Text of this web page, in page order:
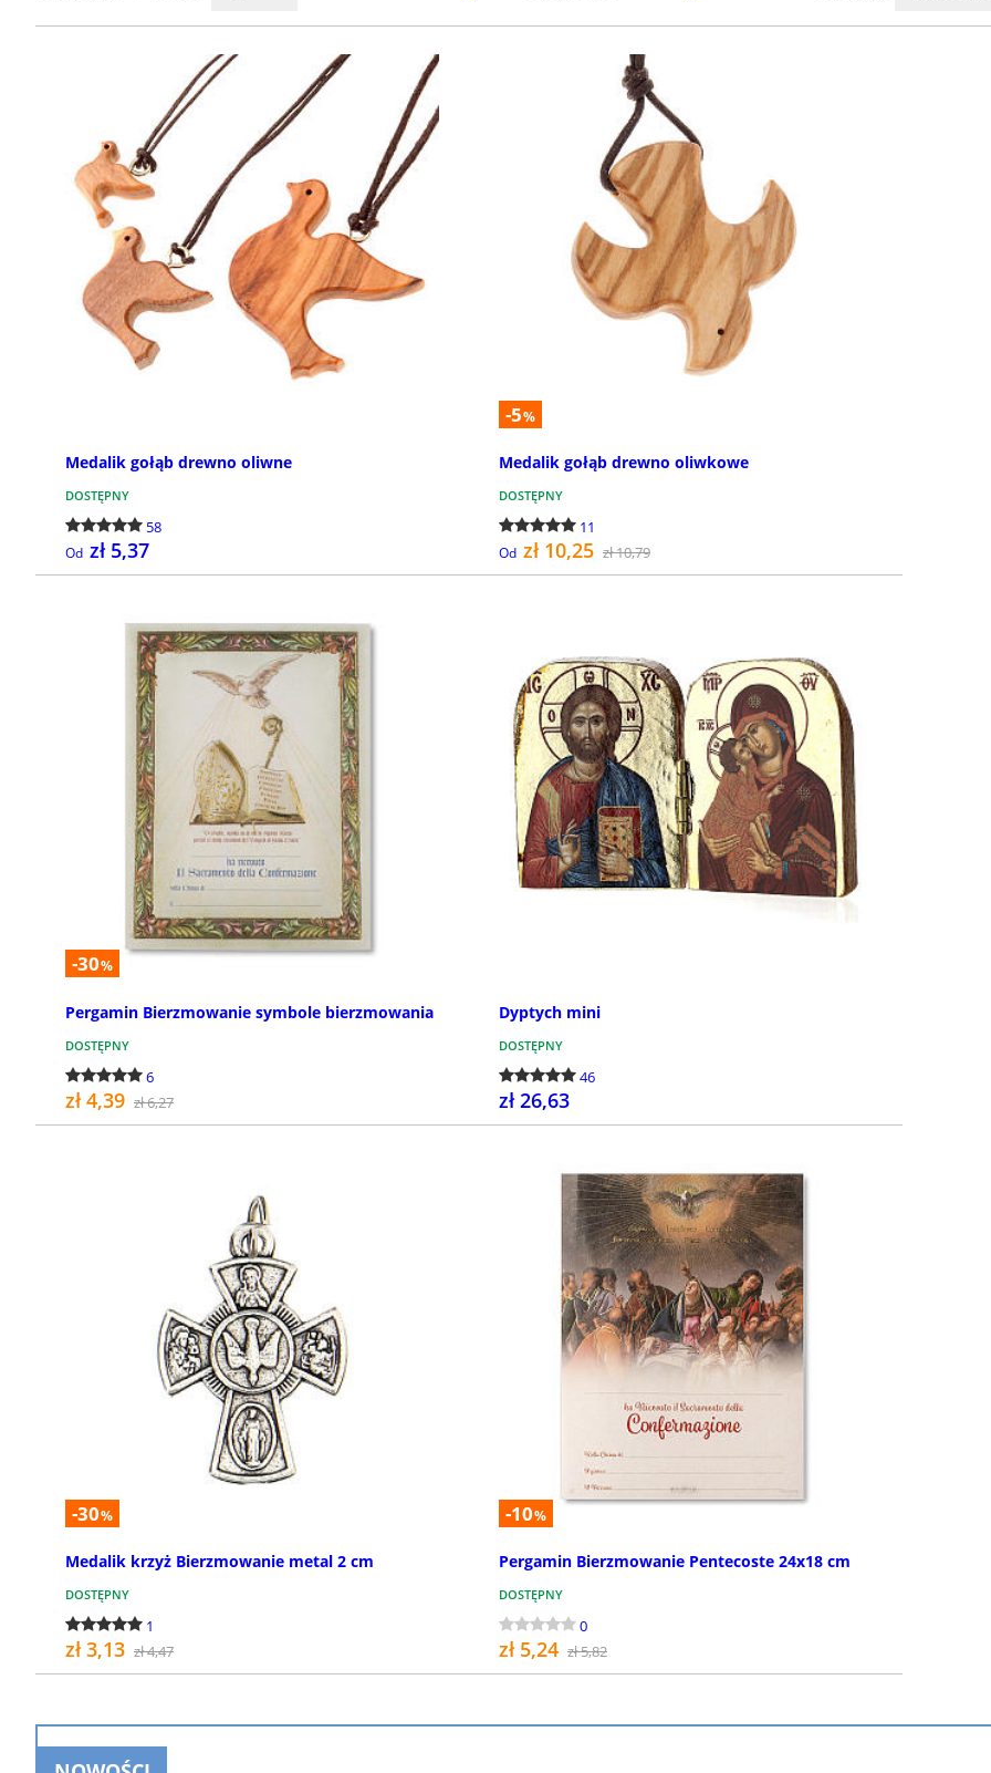
Medalik gołąb drewno oliwne
DOSTĘPNY
58
Od zł 5,37
-5%
Medalik gołąb drewno oliwkowe
DOSTĘPNY
11
Od zł 10,25 zł 10,79
-30%
Pergamin Bierzmowanie symbole bierzmowania
DOSTĘPNY
6
zł 4,39 zł 6,27
Dyptych mini
DOSTĘPNY
46
zł 26,63
-30%
Medalik krzyż Bierzmowanie metal 2 cm
DOSTĘPNY
1
zł 3,13 zł 4,47
-10%
Pergamin Bierzmowanie Pentecoste 24x18 cm
DOSTĘPNY
0
zł 5,24 zł 5,82